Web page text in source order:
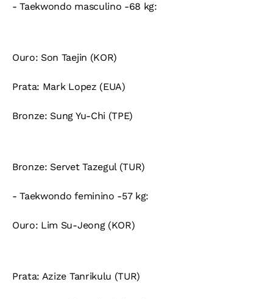
- Taekwondo masculino -68 kg:
Ouro: Son Taejin (KOR)
Prata: Mark Lopez (EUA)
Bronze: Sung Yu-Chi (TPE)
Bronze: Servet Tazegul (TUR)
- Taekwondo feminino -57 kg:
Ouro: Lim Su-Jeong (KOR)
Prata: Azize Tanrikulu (TUR)